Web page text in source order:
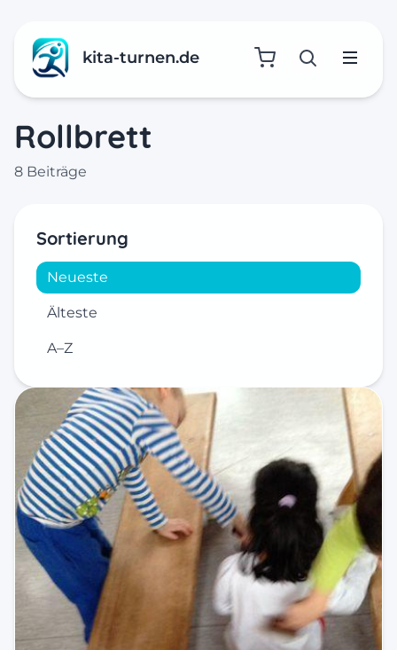
kita-turnen.de SucheMenü
Rollbrett
8 Beiträge
Sortierung
Neueste
Älteste
A–Z